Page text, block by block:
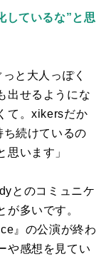
しているな”と思
と大人っぽく
出せるようにな
て。xikersだか
ち続けているの
思います」
とのコミュニケ
が多いです。
』の公演が終わ
や感想を見てい